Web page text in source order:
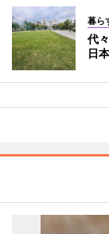
暮ら
代
日